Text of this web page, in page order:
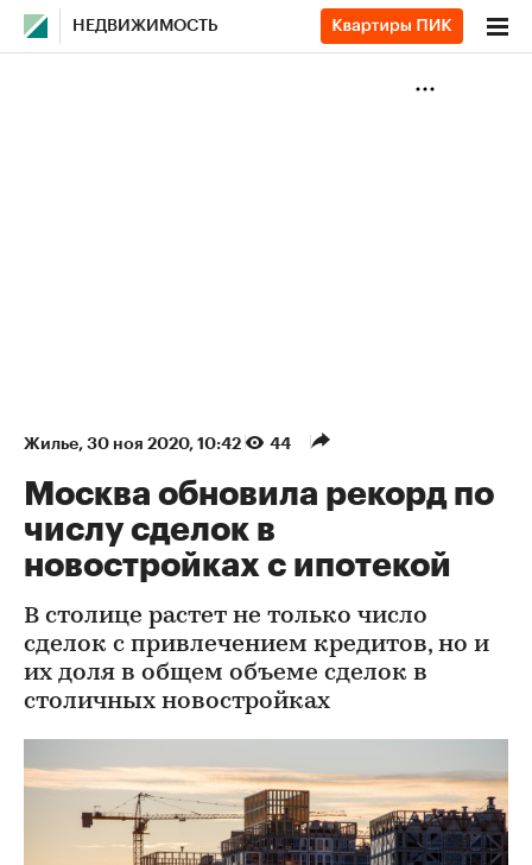
НЕДВИЖИМОСТЬ
Жилье⁠, 30 ноя 2020, 10:42 44
Москва обновила рекорд по
числу сделок в
новостройках с ипотекой
В столице растет не только число
сделок с привлечением кредитов, но и
их доля в общем объеме сделок в
столичных новостройках